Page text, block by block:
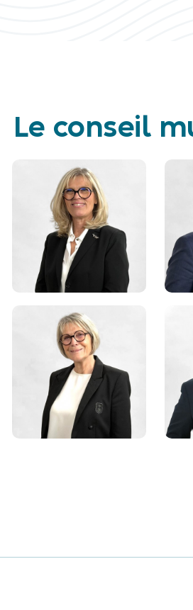
Le conseil
Christine
MARCHAL
Deuxième adjointe